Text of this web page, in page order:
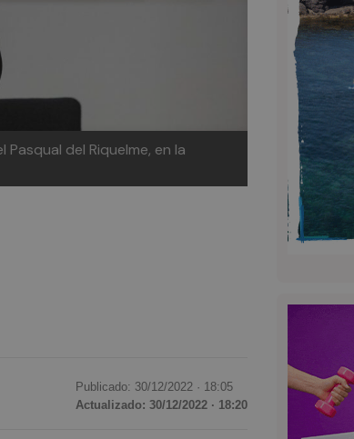
del Riquelme, en la
Publicado: 30/12/2022 · 18:05
Actualizado: 30/12/2022 · 18:20